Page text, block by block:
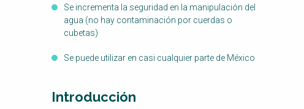
Se incrementa la seguridad en la manipulación del
agua (no hay contaminación por cuerdas o
cubetas)
Se puede utilizar en casi cualquier parte de México
Introducción